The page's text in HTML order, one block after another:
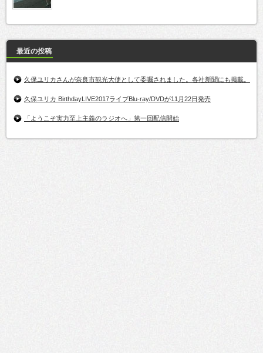
最近の投稿
久保ユリカさんが奈良市観光大使として委嘱されました。各社新聞にも掲載。
久保ユリカ BirthdayLIVE2017ライブBlu-ray/DVDが11月22日発売
「ようこそ実力至上主義のラジオへ」第一回配信開始